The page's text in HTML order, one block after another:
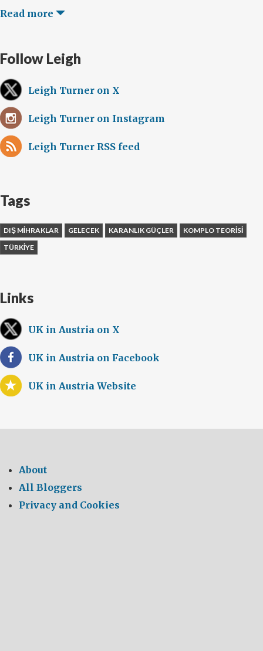
Read more
Follow Leigh
Leigh Turner on X
Leigh Turner on Instagram
Leigh Turner RSS feed
Tags
DIŞ MIHRAKLAR GELECEK KARANLIK GÜÇLER
KOMPLO TEORISI
TÜRKIYE
Links
UK in Austria on X
UK in Austria on Facebook
UK in Austria Website
About
All Bloggers
Privacy and Cookies